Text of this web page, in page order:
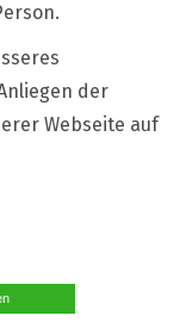
der
Webseite auf